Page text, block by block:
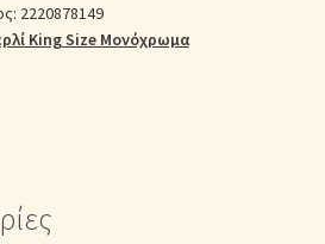
2220878149
King Size Μονόχρωμα